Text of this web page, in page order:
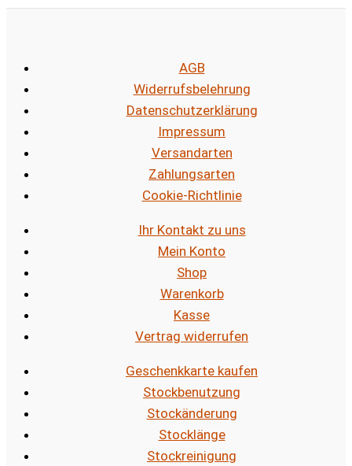
AGB
Widerrufsbelehrung
Datenschutzerklärung
Impressum
Versandarten
Zahlungsarten
Cookie-Richtlinie
Ihr Kontakt zu uns
Mein Konto
Shop
Warenkorb
Kasse
Vertrag widerrufen
Geschenkkarte kaufen
Stockbenutzung
Stockänderung
Stocklänge
Stockreinigung